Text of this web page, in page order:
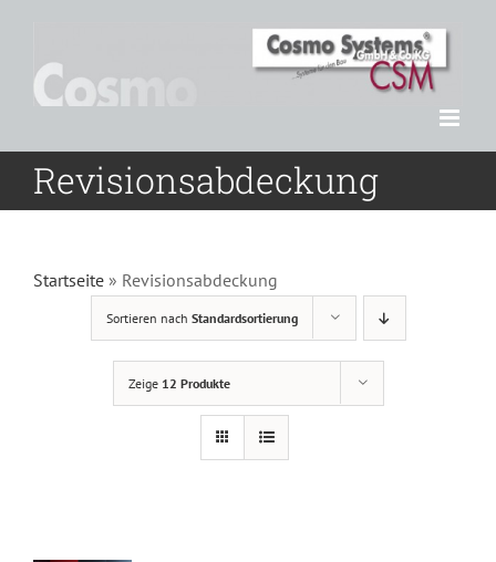
springen
Revisionsabdeckung
Startseite » Revisionsabdeckung
Sortieren nach Standardsortierung
Zeige 12 Produkte